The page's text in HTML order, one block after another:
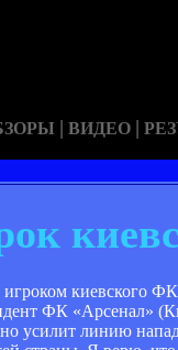
| ВИДЕО |
киевского
ФК «Арсенал»
усилит линию